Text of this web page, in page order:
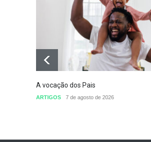
A vocação dos Pais
ARTIGOS 7 de agosto de 2026